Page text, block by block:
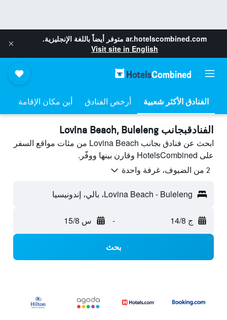
ar.hotelscombined.com متوفر أيضاً باللغة الإنجليزية.
Visit site in English
أرخص الفنادق أين مكان الإقامة
الفنادقبجانب Lovina Beach, Buleleng
ابحث عن فنادق بجانب Lovina Beach من مئات مواقع السفر
على HotelsCombined وقارن بينها ووفّر.
2 من الضيوف، غرفة واحدة
Lovina Beach - Buleleng، بالي، إندونيسيا
ج 14/8 - س 15/8
بحث